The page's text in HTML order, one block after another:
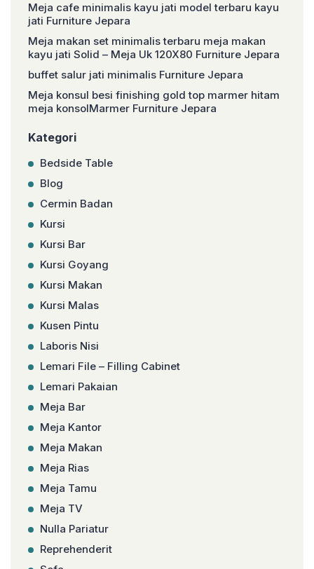
Meja cafe minimalis kayu jati model terbaru kayu
jati Furniture Jepara
Meja makan set minimalis terbaru meja makan
kayu jati Solid – Meja Uk 120X80 Furniture Jepara
buffet salur jati minimalis Furniture Jepara
Meja konsul besi finishing gold top marmer hitam
meja konsolMarmer Furniture Jepara
Kategori
Bedside Table
Blog
Cermin Badan
Kursi
Kursi Bar
Kursi Goyang
Kursi Makan
Kursi Malas
Kusen Pintu
Laboris Nisi
Lemari File – Filling Cabinet
Lemari Pakaian
Meja Bar
Meja Kantor
Meja Makan
Meja Rias
Meja Tamu
Meja TV
Nulla Pariatur
Reprehenderit